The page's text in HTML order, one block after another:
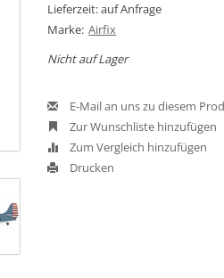
Lieferzeit: auf Anfrage
Marke: Airfix
Nicht auf Lager
E-Mail an uns zu diesem
Zur Wunschliste hinzufügen
Zum Vergleich hinzufügen
Drucken